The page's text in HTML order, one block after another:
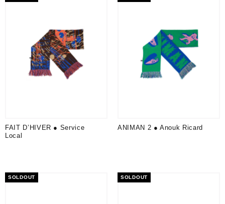
FAIT D’HIVER ● Service
Local
ANIMAN 2 ● Anouk Ricard
SOLDOUT SOLDOUT